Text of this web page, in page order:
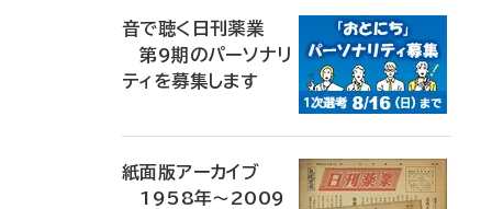
音で聴く日刊薬業
第9期のパーソナリ
ティを募集します
紙面版アーカイブ
1958年～2009